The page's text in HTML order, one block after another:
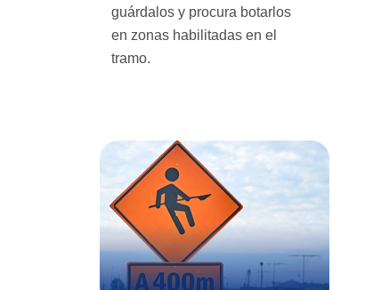
guárdalos y procura botarlos
en zonas habilitadas en el
tramo.